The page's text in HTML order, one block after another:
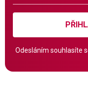
Odesláním souhlasíte